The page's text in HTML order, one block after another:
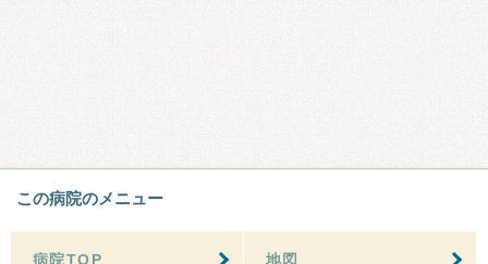
この病院のメニュー
病院TOP 地図